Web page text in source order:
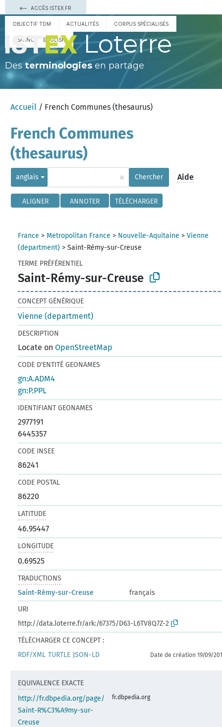
ACCÈS ISTEX.FR
OBJECTIF TDM ACTUALITÉS CORPUS SPÉCIALISÉS
ESPAÑOL ENGLISH Loterre
Des terminologies en partage
Accueil / French Communes (thesaurus)
French Communes
(thesaurus)
anglais × Chercher Aide
ALIGNER ANNOTER TÉLÉCHARGER
France > Metropolitan France > Nouvelle-Aquitaine >Vienne
(department) >Saint-Rémy-sur-Creuse
TERME PRÉFÉRENTIEL
Saint-Rémy-sur-Creuse
CONCEPT GÉNÉRIQUE
Vienne (department)
DESCRIPTION
Locate onOpenStreetMap
CODE D'ENTITÉ GEONAMES
gn:A.ADM4
gn:P.PPL
IDENTIFIANT GEONAMES
2977191
6445357
CODE INSEE
86241
CODE POSTAL
86220
LATITUDE
46.95447
LONGITUDE
0.69525
TRADUCTIONS
Saint-Rémy-sur-Creuse
français
URI
http://data.loterre.fr/ark:/67375/D63-L6TV8Q7Z-2
TÉLÉCHARGER CE CONCEPT :
RDF/XML TURTLE JSON-LD Date de création 19/09/
EQUIVALENCE EXACTE
http://fr.dbpedia.org/page/
Saint-R%C3%A9my-sur-
Creuse
fr.dbpedia.org